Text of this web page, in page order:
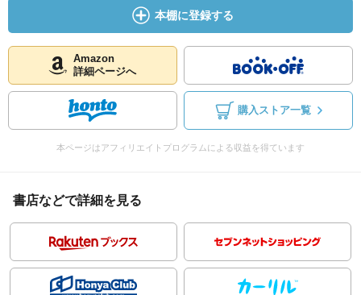
本棚に登録する
Amazon
詳細ページへ
購入ストア一覧
本ページはアフィリエイトプログラムによる収益を得ています
書店などで詳細を見る